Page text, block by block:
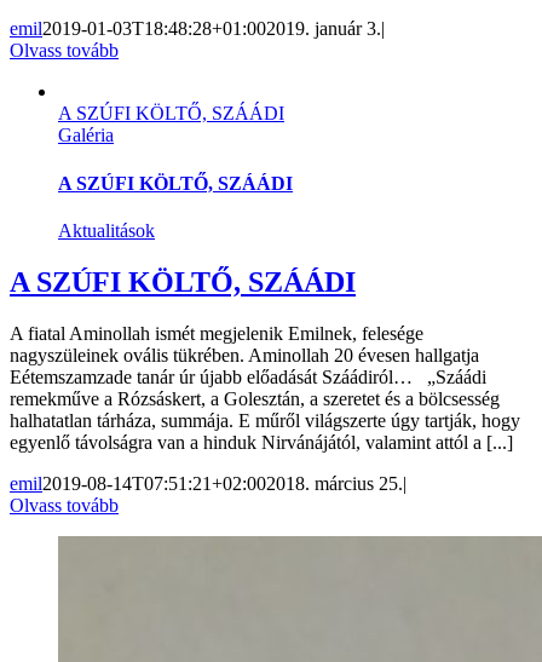
emil2019-01-03T18:48:28+01:002019. január 3.|
Olvass tovább
A SZÚFI KÖLTŐ, SZÁÁDI
Galéria
A SZÚFI KÖLTŐ, SZÁÁDI
Aktualitások
A SZÚFI KÖLTŐ, SZÁÁDI
A fiatal Aminollah ismét megjelenik Emilnek, felesége
nagyszüleinek ovális tükrében. Aminollah 20 évesen hallgatja
Eétemszamzade tanár úr újabb előadását Száádiról… „Száádi
remekműve a Rózsáskert, a Golesztán, a szeretet és a bölcsesség
halhatatlan tárháza, summája. E műről világszerte úgy tartják, hogy
egyenlő távolságra van a hinduk Nirvánájától, valamint attól a [...]
emil2019-08-14T07:51:21+02:002018. március 25.|
Olvass tovább